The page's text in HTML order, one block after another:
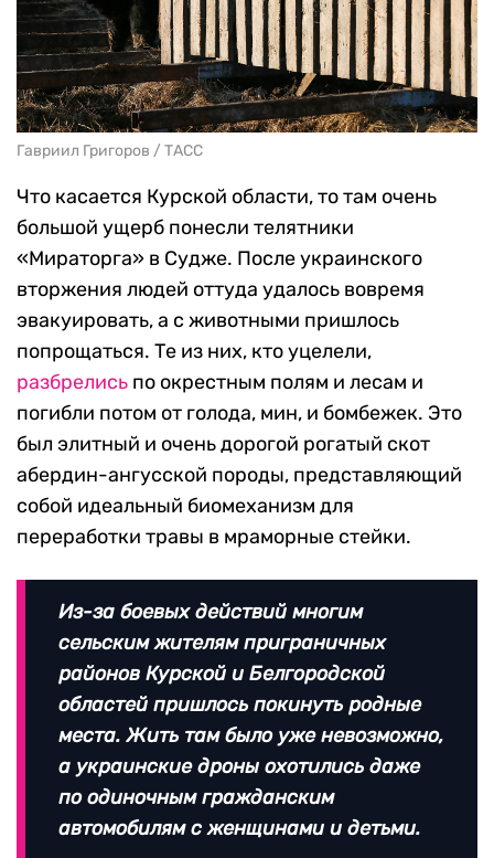
Гавриил Григоров / ТАСС
Что касается Курской области, то там очень
большой ущерб понесли телятники
«Мираторга» в Судже. После украинского
вторжения людей оттуда удалось вовремя
эвакуировать, а с животными пришлось
попрощаться. Те из них, кто уцелели,
разбрелись по окрестным полям и лесам и
погибли потом от голода, мин, и бомбежек. Это
был элитный и очень дорогой рогатый скот
абердин-ангусской породы, представляющий
собой идеальный биомеханизм для
переработки травы в мраморные стейки.
Из-за боевых действий многим
сельским жителям приграничных
районов Курской и Белгородской
областей пришлось покинуть родные
места. Жить там было уже невозможно,
а украинские дроны охотились даже
по одиночным гражданским
автомобилям с женщинами и детьми.